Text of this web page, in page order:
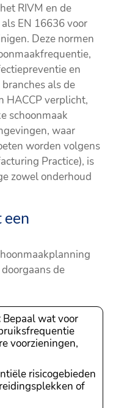
RIVM en de
EN 16636 voor
Deze normen
en
als de
HACCP verplicht,
schoonmaak
waar
worden volgens
Practice), is
zowel onderhoud
een
de
Bepaal wat voor
voorzieningen,
risicogebieden
of